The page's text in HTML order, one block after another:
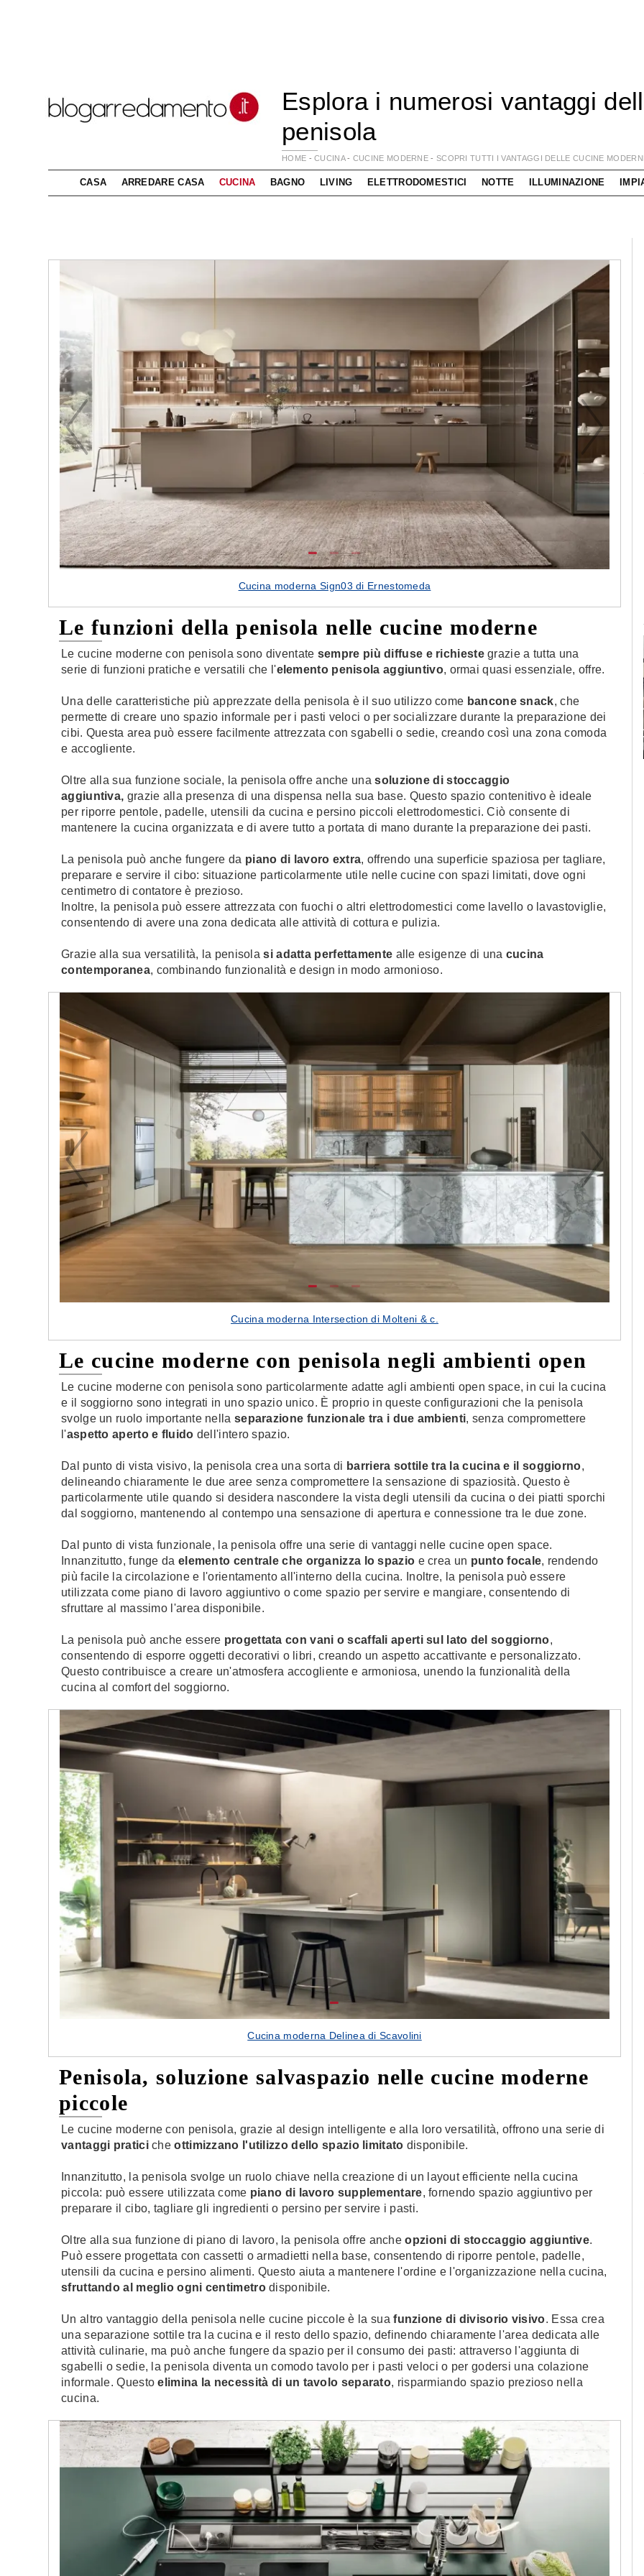
Esplora i numerosi vantaggi
penisola
HOME -CUCINA- CUCINE MODERNE - SCOPRI TUTTI I VANTAGGI DELLE CUCINE
CASA ARREDARE CASA CUCINA BAGNO LIVING ELETTRODOMESTICI NOTTE ILLUMINAZIONE
Cucina moderna Sign03 di Ernestomeda
Le funzioni della penisola nelle cucine moderne
Le cucine moderne con penisola sono diventate sempre più diffuse e richiestegrazie a tutta una
serie di funzioni pratiche e versatili che l'elemento penisola aggiuntivo, ormai quasi essenziale, offre.
Una delle caratteristiche più apprezzate della penisola è il suo utilizzo come bancone snack, che
permette di creare uno spazio informale per i pasti veloci o per socializzare durante la preparazione dei
cibi. Questa area può essere facilmente attrezzata con sgabelli o sedie, creando così una zona comoda
e accogliente.
Oltre alla sua funzione sociale, la penisola offre anche unasoluzione di stoccaggio
aggiuntiva, grazie alla presenza di una dispensa nella sua base. Questo spazio contenitivo è ideale
per riporre pentole, padelle, utensili da cucina e persino piccoli elettrodomestici. Ciò consente di
mantenere la cucina organizzata e di avere tutto a portata di mano durante la preparazione dei pasti.
La penisola può anche fungere da piano di lavoro extra, offrendo una superficie spaziosa per tagliare,
preparare e servire il cibo: situazione particolarmente utile nelle cucine con spazi limitati, dove ogni
centimetro di contatore è prezioso.
Inoltre, la penisola può essere attrezzata con fuochi o altri elettrodomestici come lavello o lavastoviglie,
consentendo di avere una zona dedicata alle attività di cottura e pulizia.
Grazie alla sua versatilità, la penisolasi adatta perfettamente alle esigenze di una cucina
contemporanea, combinando funzionalità e design in modo armonioso.
Cucina moderna Intersection di Molteni & c.
Le cucine moderne con penisola negli ambienti open
Le cucine moderne con penisola sono particolarmente adatte agli ambienti open space, in cui la cucina
e il soggiorno sono integrati in uno spazio unico. È proprio in queste configurazioni che la penisola
svolge un ruolo importante nella separazione funzionale tra i due ambienti, senza compromettere
l'aspetto aperto e fluido dell'intero spazio.
Dal punto di vista visivo, la penisola crea una sorta di barriera sottile tra la cucina e il soggiorno,
delineando chiaramente le due aree senza compromettere la sensazione di spaziosità. Questo è
particolarmente utile quando si desidera nascondere la vista degli utensili da cucina o dei piatti sporchi
dal soggiorno, mantenendo al contempo una sensazione di apertura e connessione tra le due zone.
Dal punto di vista funzionale, la penisola offre una serie di vantaggi nelle cucine open space.
Innanzitutto, funge da elemento centrale che organizza lo spazio e crea un punto focale, rendendo
più facile la circolazione e l'orientamento all'interno della cucina. Inoltre, la penisola può essere
utilizzata come piano di lavoro aggiuntivo o come spazio per servire e mangiare, consentendo di
sfruttare al massimo l'area disponibile.
La penisola può anche essere progettata con vani o scaffali aperti sul lato del soggiorno,
consentendo di esporre oggetti decorativi o libri, creando un aspetto accattivante e personalizzato.
Questo contribuisce a creare un'atmosfera accogliente e armoniosa, unendo la funzionalità della
cucina al comfort del soggiorno.
Cucina moderna Delinea di Scavolini
Penisola, soluzione salvaspazio nelle cucine moderne
piccole
Le cucine moderne con penisola, grazie al design intelligente e alla loro versatilità, offrono una serie di
vantaggi praticicheottimizzano l'utilizzo dello spazio limitato disponibile.
Innanzitutto, la penisola svolge un ruolo chiave nella creazione di un layout efficiente nella cucina
piccola: può essere utilizzata come piano di lavoro supplementare, fornendo spazio aggiuntivo per
preparare il cibo, tagliare gli ingredienti o persino per servire i pasti.
Oltre alla sua funzione di piano di lavoro, la penisola offre ancheopzioni di stoccaggio aggiuntive.
Può essere progettata con cassetti o armadietti nella base, consentendo di riporre pentole, padelle,
utensili da cucina e persino alimenti. Questo aiuta a mantenere l'ordine e l'organizzazione nella cucina,
sfruttando al meglio ogni centimetrodisponibile.
Un altro vantaggio della penisola nelle cucine piccole è la suafunzione di divisorio visivo. Essa crea
una separazione sottile tra la cucina e il resto dello spazio, definendo chiaramente l'area dedicata alle
attività culinarie, ma può anche fungere da spazio per il consumo dei pasti: attraverso l'aggiunta di
sgabelli o sedie, la penisola diventa un comodo tavolo per i pasti veloci o per godersi una colazione
informale. Questoelimina la necessità di un tavolo separato, risparmiando spazio prezioso nella
cucina.
nostre porte Cappe cucina dal design innovativo
Le camerette realizzate pensando a te!
Come arredare una cucina